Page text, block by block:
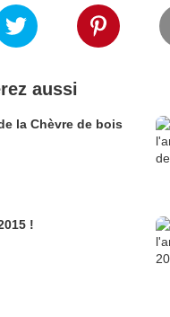
aussi
la Chèvre de bois
!